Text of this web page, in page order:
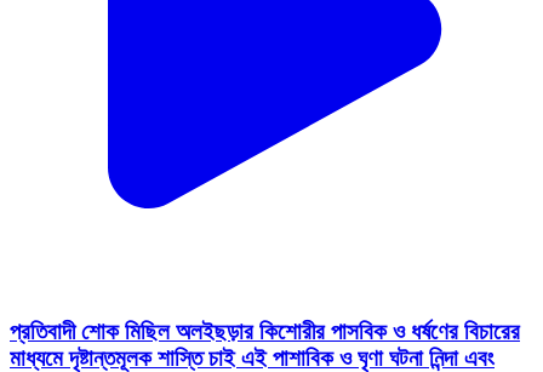
প্রতিবাদী শোক মিছিল অলইছড়ার কিশোরীর পাসবিক ও ধর্ষণের বিচারের
মাধ্যমে দৃষ্টান্তমূলক শাস্তি চাই এই পাশাবিক ও ঘৃণা ঘটনা নিন্দা এবং